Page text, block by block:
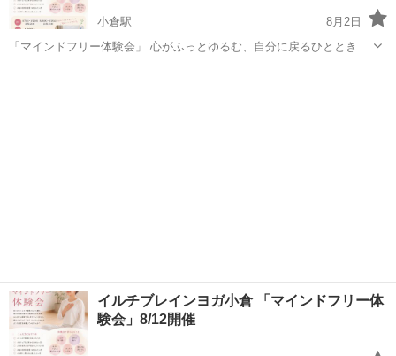
小倉駅
8月2日
「マインドフリー体験会」 心がふっとゆるむ、自分に戻るひととき。
イルチブレインヨガ小倉 「マインドフリー体
験会」8/12開催